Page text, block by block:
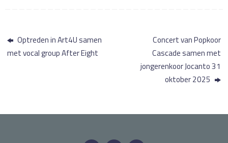
Optreden in Art4U samen
met vocal group After Eight
Concert van Popkoor
Cascade samen met
jongerenkoor Jocanto 31
oktober 2025